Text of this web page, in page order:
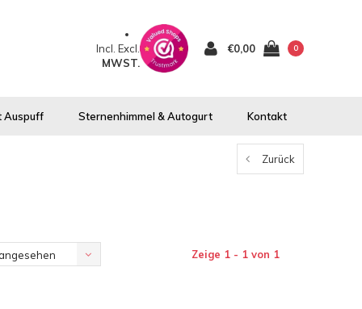
Incl. Excl.
MWST.
€0,00 0
Auspuff Sternenhimmel & Autogurt Kontakt
Zurück
Zeige 1 - 1 von 1